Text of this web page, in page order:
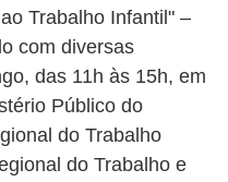
Trabalho Infantil" –
com diversas
das 11h às 15h, em
Público do
do Trabalho
do Trabalho e